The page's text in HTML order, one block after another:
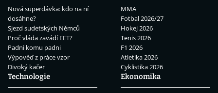
Nová superdávka: kdo na ní
dosáhne?
Sjezd sudetských Němců
Proč vláda zavádí EET?
Padni komu padni
Výpověď z práce vzor
Divoký kačer
MMA
Fotbal 2026/27
Hokej 2026
Tenis 2026
F1 2026
Atletika 2026
Cyklistika 2026
Technologie
Ekonomika